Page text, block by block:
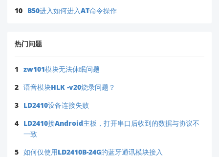
10 B50进入如何进入AT命令操作
热门问题
1 zw101模块无法休眠问题
2 语音模块HLK -v20烧录问题？
3 LD2410设备连接失败
4 LD2410接Android主板，打开串口后收到的数据与协议不
一致
5 如何仅使用LD2410B-24G的蓝牙通讯模块接入